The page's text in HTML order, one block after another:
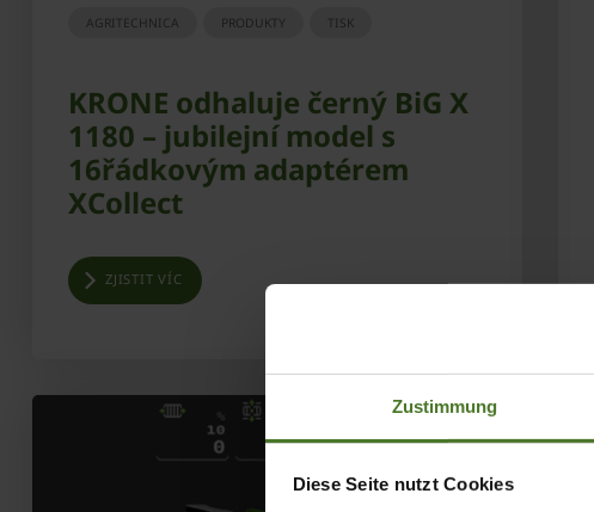
Zustimmung
Diese Seite nutzt Cookies
AGRITECHNICA PRODUKTY TISK
KRONE odhaluje černý BiG X
1180 – jubilejní model s
16řádkovým adaptérem
XCollect
ZJISTIT VÍC